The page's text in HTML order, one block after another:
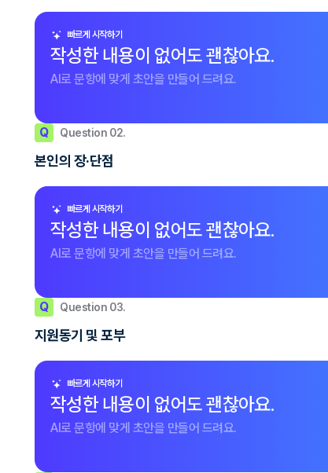
빠르게 시작하기
작성한 내용이 없어도 괜찮아요.
AI로 문항에 맞게 초안을 만들어 드려요.
Q Question 02.
본인의 장·단점
빠르게 시작하기
작성한 내용이 없어도 괜찮아요.
AI로 문항에 맞게 초안을 만들어 드려요.
Q Question 03.
지원동기 및 포부
빠르게 시작하기
작성한 내용이 없어도 괜찮아요.
AI로 문항에 맞게 초안을 만들어 드려요.